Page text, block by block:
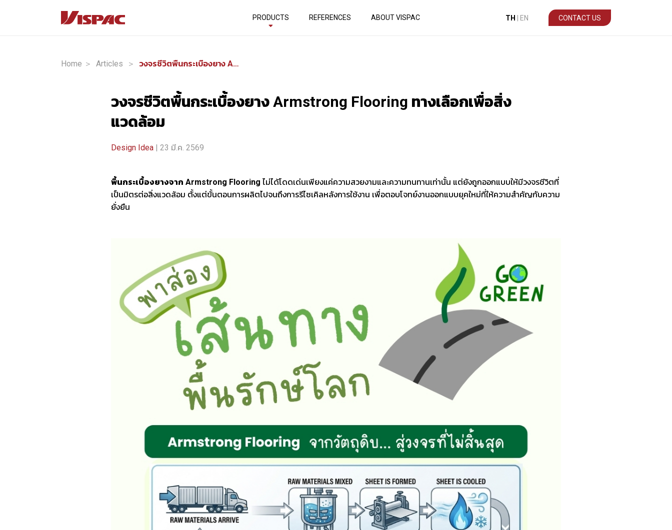
PRODUCTS REFERENCES ABOUT VISPAC TH | EN CONTACT US
Home ＞ Articles ＞ วงจรชีวิตพื้นกระเบื้องยาง Armstrong Flooring ทางเลือกเพื่อสิ่งแวดล้อม
วงจรชีวิตพื้นกระเบื้องยาง Armstrong Flooring ทางเลือกเพื่อสิ่ง
แวดล้อม
Design Idea | 23 มี.ค. 2569
พื้นกระเบื้องยางจาก Armstrong Flooring ไม่ได้โดดเด่นเพียงแค่ความสวยงามและความทนทานเท่านั้น แต่ยังถูกออกแบบให้มีวงจรชีวิตที่
เป็นมิตรต่อสิ่งแวดล้อม ตั้งแต่ขั้นตอนการผลิตไปจนถึงการรีไซเคิลหลังการใช้งาน เพื่อตอบโจทย์งานออกแบบยุคใหม่ที่ให้ความสำคัญกับความ
ยั่งยืน